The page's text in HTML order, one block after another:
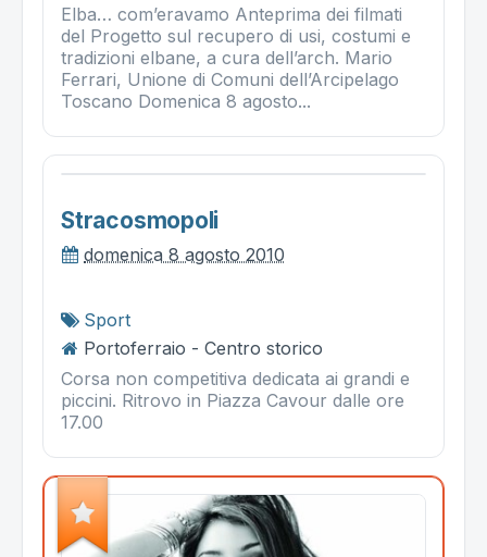
Elba… com’eravamo Anteprima dei filmati
del Progetto sul recupero di usi, costumi e
tradizioni elbane, a cura dell’arch. Mario
Ferrari, Unione di Comuni dell’Arcipelago
Toscano Domenica 8 agosto...
Stracosmopoli
domenica 8 agosto 2010
Sport
Portoferraio - Centro storico
Corsa non competitiva dedicata ai grandi e
piccini. Ritrovo in Piazza Cavour dalle ore
17.00